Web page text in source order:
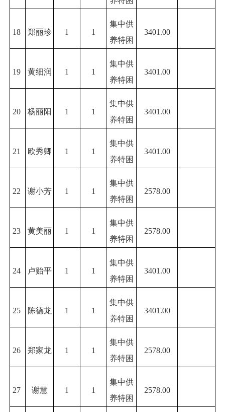
18 郑丽珍 1 1
集中供
养特困
3401.00
19 黄细润 1 1
集中供
养特困
3401.00
20 杨丽阳 1 1
集中供
养特困
3401.00
21 欧秀卿 1 1
集中供
养特困
3401.00
22 谢小芳 1 1
集中供
养特困
2578.00
23 黄美丽 1 1
集中供
养特困
2578.00
24 卢贻平 1 1
集中供
养特困
3401.00
25 陈德龙 1 1
集中供
养特困
3401.00
26 郑家龙 1 1
集中供
养特困
2578.00
27 谢慧 1 1
集中供
养特困
2578.00